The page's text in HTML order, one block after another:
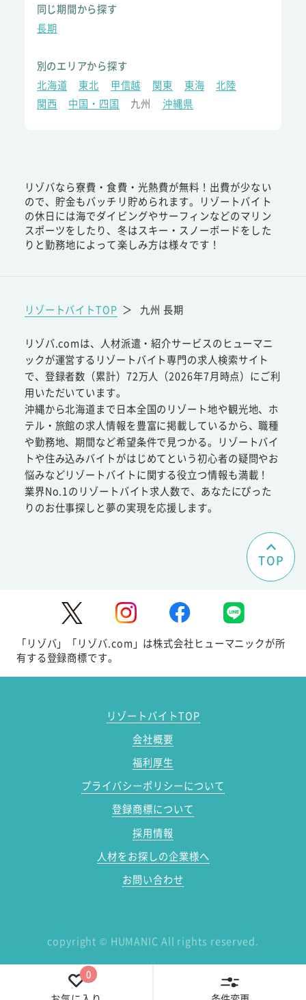
同じ期間から探す
長期
別のエリアから探す
北海道
東北 甲信越 関東 東海
北陸
関西
中国・四国 九州 沖縄県
リゾバなら寮費・食費・光熱費が無料！出費が少ない
ので、貯金もバッチリ貯められます。リゾートバイト
の休日には海でダイビングやサーフィンなどのマリン
スポーツをしたり、冬はスキー・スノーボードをした
りと勤務地によって楽しみ方は様々です！
リゾートバイトTOP ＞ 九州 長期
リゾバ.comは、人材派遣・紹介サービスのヒューマニ
ックが運営するリゾートバイト専門の求人検索サイト
で、登録者数（累計）72万人（2026年7月時点）にご利
用いただいています。
沖縄から北海道まで日本全国のリゾート地や観光地、ホ
テル・旅館の求人情報を豊富に掲載しているから、職種
や勤務地、期間など希望条件で見つかる。リゾートバイ
トや住み込みバイトがはじめてという初心者の疑問やお
悩みなどリゾートバイトに関する役立つ情報も満載！
業界No.1のリゾートバイト求人数で、あなたにぴった
りのお仕事探しと夢の実現を応援します。
TOP
「リゾバ」「リゾバ.com」は株式会社ヒューマニックが所
有する登録商標です。
リゾートバイトTOP
会社概要
福利厚生
プライバシーポリシーについて
登録商標について
採用情報
人材をお探しの企業様へ
お問い合わせ
copyright © HUMANIC All rights reserved.
0